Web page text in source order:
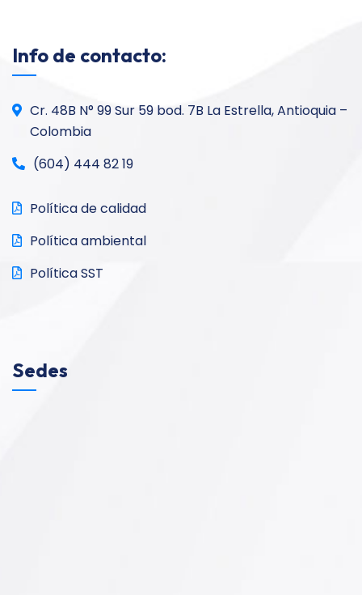
Info de contacto:
Cr. 48B N° 99 Sur 59 bod. 7B La Estrella, Antioquia –
Colombia
(604) 444 82 19
Política de calidad
Política ambiental
Política SST
Sedes